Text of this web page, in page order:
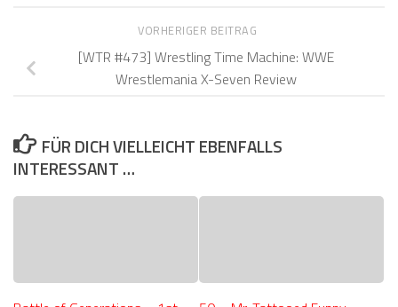
VORHERIGER BEITRAG
[WTR #473] Wrestling Time Machine: WWE
Wrestlemania X-Seven Review
FÜR DICH VIELLEICHT EBENFALLS
INTERESSANT …